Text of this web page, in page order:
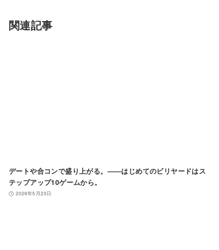
関連記事
デートや合コンで盛り上がる。——はじめてのビリヤードはス
テップアップ10ゲームから。
2026年5月23日